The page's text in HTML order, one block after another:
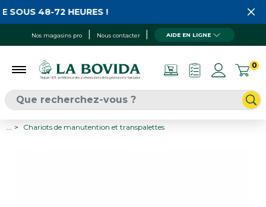
Nos magasins pro Nous contacter AIDE EN LIGNE
0
SOUS 48-72 HEURES !
Chariots de manutention et transpalettes